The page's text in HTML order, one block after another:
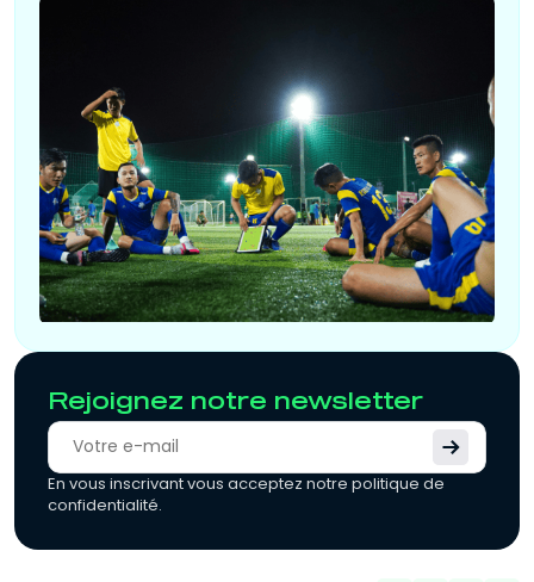
Rejoignez notre newsletter
En vous inscrivant vous acceptez notre politique de
confidentialité.